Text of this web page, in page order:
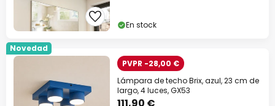
En stock
Novedad
PVPR -28,00 €
Lámpara de techo Brix, azul, 23 cm de
largo, 4 luces, GX53